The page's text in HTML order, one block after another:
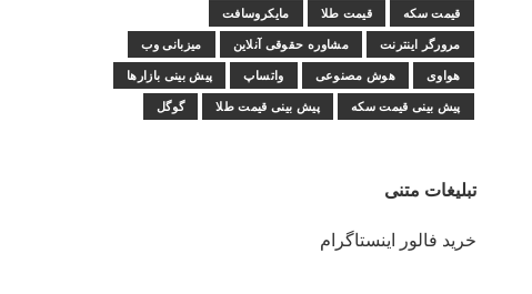
قیمت سکه قیمت طلا مایکروسافت
مرورگر اینترنت مشاوره حقوقی آنلاین میزبانی وب
هواوی هوش مصنوعی واتساپ پیش بینی بازارها
پیش بینی قیمت سکه پیش بینی قیمت طلا گوگل
تبلیغات متنی
خرید فالور اینستاگرام